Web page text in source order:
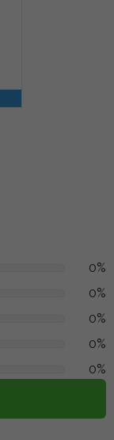
0%
0%
0%
0%
0%